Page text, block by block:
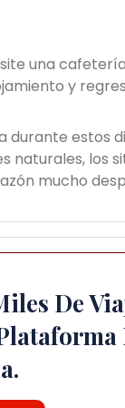
una
y
estos
naturales, los
mucho
De